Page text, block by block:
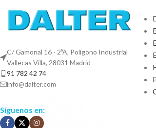
C/ Gamonal 16 - 2ºA, Polígono Industrial
Vallecas Villa, 28031 Madrid
91 782 42 74
info@dalter.com
Síguenos en: